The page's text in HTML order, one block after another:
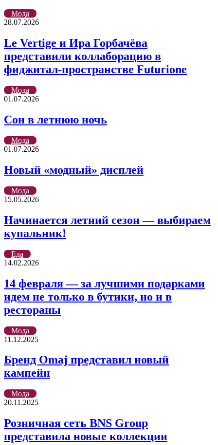
Мода
28.07.2026
Le Vertige и Ира Горбачёва
представили коллаборацию в
фиджитал-пространстве Futurione
Мода
01.07.2026
Сон в летнюю ночь
Мода
01.07.2026
Новый «модный» дисплей
Мода
15.05.2026
Начинается летний сезон — выбираем
купальник!
Еда
14.02.2026
14 февраля — за лучшими подарками
идем не только в бутики, но и в
рестораны
Мода
11.12.2025
Бренд Omaj представил новый
кампейн
Мода
20.11.2025
Розничная сеть BNS Group
представила новые коллекции